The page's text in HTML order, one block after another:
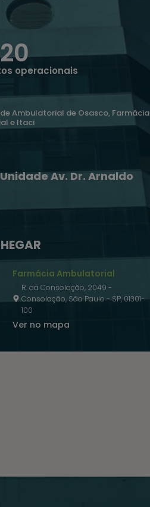
operacionais
Ambulatorial de Osasco, Farmácia
e Itaci
Av. Dr. Arnaldo
Farmácia Ambulatorial
R. da Consolação, 2049 -
Consolação, São Paulo - SP, 01301-
100
Ver no mapa